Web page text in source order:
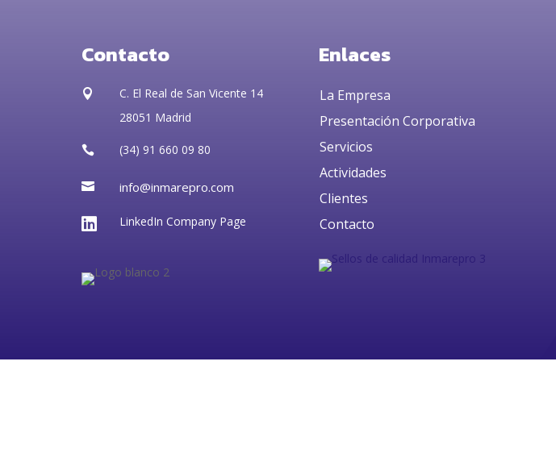
Contacto

C. El Real de San Vicente 14
28051 Madrid
 (34) 91 660 09 80
 info@inmarepro.com
 LinkedIn Company Page
Enlaces
La Empresa
Presentación Corporativa
Servicios
Actividades
Clientes
Contacto